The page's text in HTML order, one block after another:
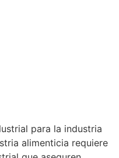
para la industria
alimenticia requiere